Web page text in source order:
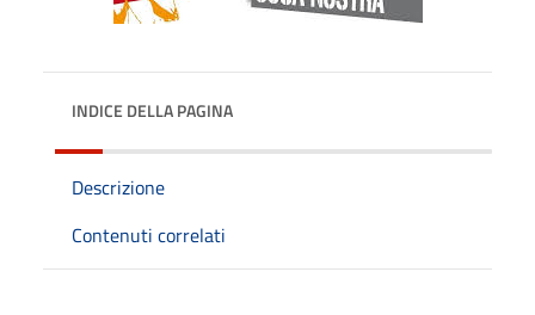
INDICE DELLA PAGINA
Descrizione
Contenuti correlati